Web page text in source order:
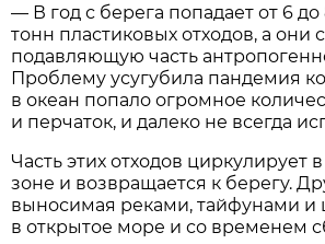
— В год с берега попадает от 6
тонн пластиковых отходов, а они
подавляющую часть
Проблему усугубила пандемия
в океан попало огромное
и перчаток, и далеко не всегда
Часть этих отходов циркулирует
зоне и возвращается к берегу.
выносимая реками, тайфунами и
в открытое море и со временем